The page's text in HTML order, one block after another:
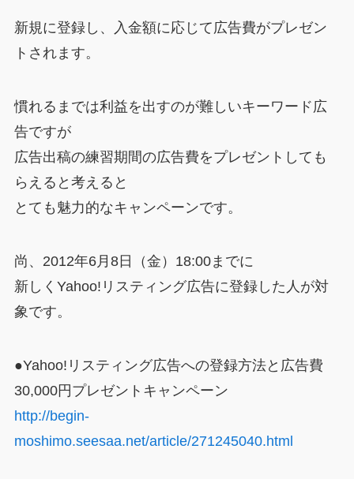
新規に登録し、入金額に応じて広告費がプレゼン
トされます。
慣れるまでは利益を出すのが難しいキーワード広
告ですが
広告出稿の練習期間の広告費をプレゼントしても
らえると考えると
とても魅力的なキャンペーンです。
尚、2012年6月8日（金）18:00までに
新しくYahoo!リスティング広告に登録した人が対
象です。
●Yahoo!リスティング広告への登録方法と広告費
30,000円プレゼントキャンペーン
http://begin-
moshimo.seesaa.net/article/271245040.html